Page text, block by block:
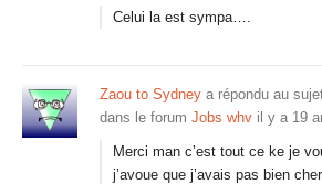
Celui la est sympa….
Zaou to Sydney a répondu au
dans le forum Jobs whv il y a 19
Merci man c’est tout ce ke je
j’avoue que j’avais pas bien